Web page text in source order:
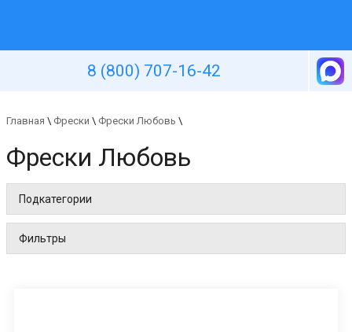
8 (800) 707-16-42
Главная \ Фрески \ Фрески Любовь \
Фрески Любовь
Подкатегории
Фильтры